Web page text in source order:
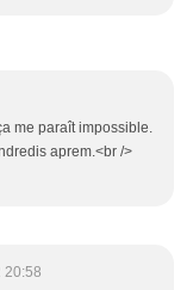
me paraît impossible.
aprem.<br />
20:58